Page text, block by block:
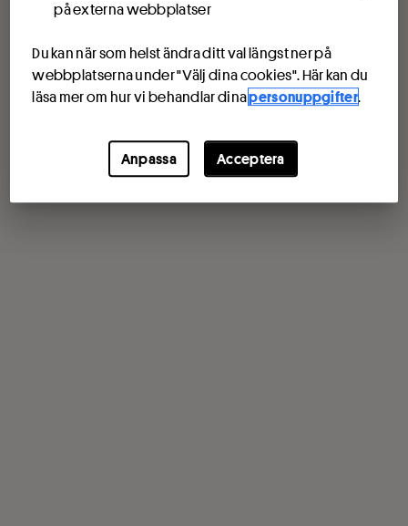
på externa webbplatser
Du kan när som helst ändra ditt val längst ner på
webbplatserna under "Välj dina cookies". Här kan du
läsa mer om hur vi behandlar dinapersonuppgifter.
Anpassa Acceptera